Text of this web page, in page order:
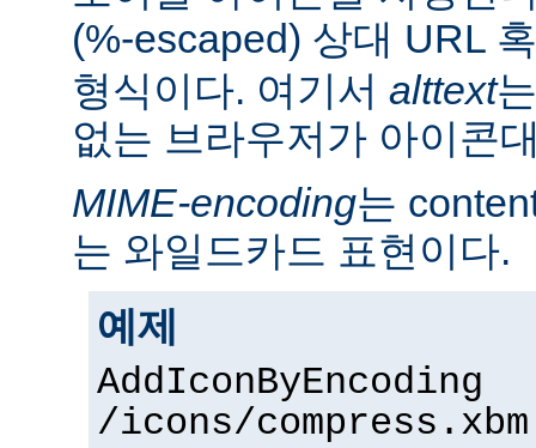
(%-escaped) 상대 URL
형식이다. 여기서 alttext
없는 브라우저가 아이콘
MIME-encoding는
는 와일드카드 표현이다.
예제
AddIconByEncoding
/icons/